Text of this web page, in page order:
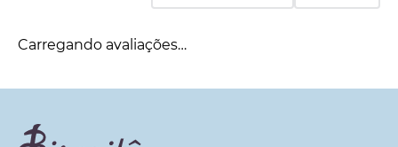
Carregando avaliações…